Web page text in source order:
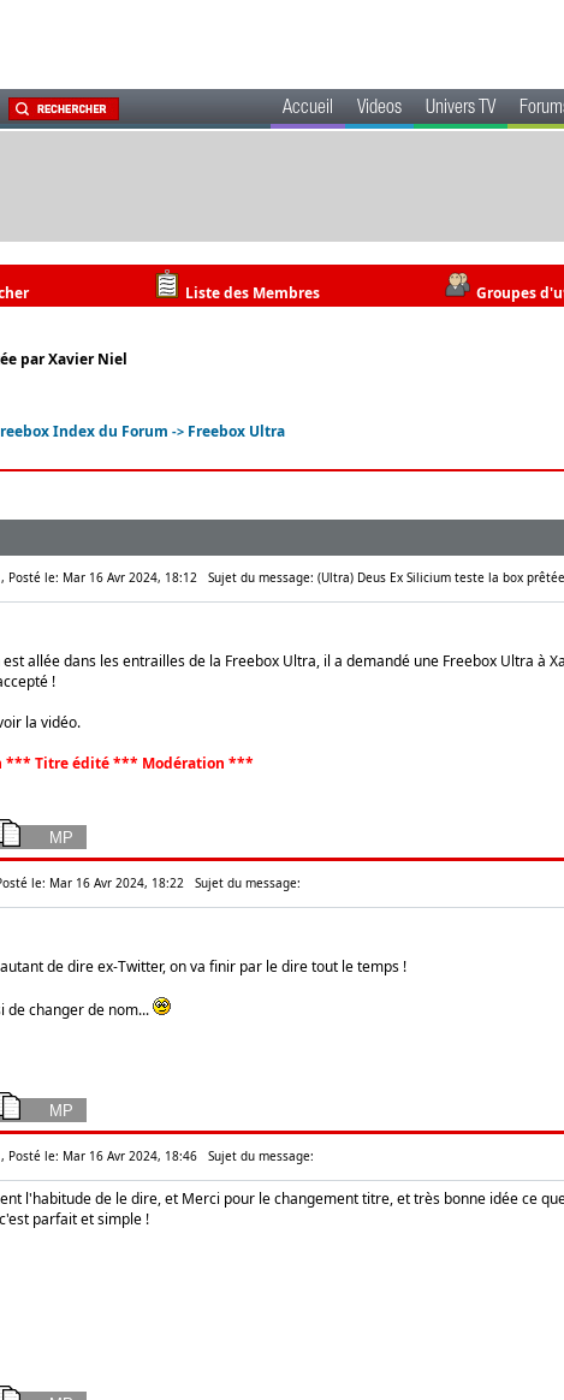
Accueil Videos Univers TV
Liste des Membres Groupes
par Xavier Niel
Index du Forum -> Freebox Ultra
, Posté le: Mar 16 Avr 2024, 18:12 Sujet du message: (Ultra) Deus Ex Silicium teste la box
est allée dans les entrailles de la Freebox Ultra, il a demandé une Freebox Ultra à
!
la vidéo.
*** Titre édité *** Modération ***
le: Mar 16 Avr 2024, 18:22 Sujet du message:
de dire ex-Twitter, on va finir par le dire tout le temps !
de changer de nom...
, Posté le: Mar 16 Avr 2024, 18:46 Sujet du message:
l'habitude de le dire, et Merci pour le changement titre, et très bonne idée ce
parfait et simple !